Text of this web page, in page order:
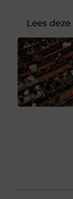
Lees deze